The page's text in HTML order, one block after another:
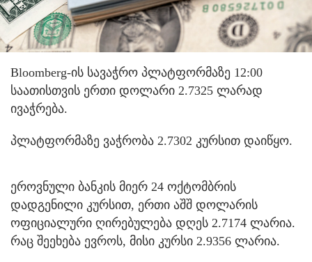
Bloomberg-ის სავაჭრო პლატფორმაზე 12:00
საათისთვის ერთი დოლარი 2.7325 ლარად
ივაჭრება.
პლატფორმაზე ვაჭრობა 2.7302 კურსით დაიწყო.
ეროვნული ბანკის მიერ 24 ოქტომბრის
დადგენილი კურსით, ერთი აშშ დოლარის
ოფიციალური ღირებულება დღეს 2.7174 ლარია.
რაც შეეხება ევროს, მისი კურსი 2.9356 ლარია.